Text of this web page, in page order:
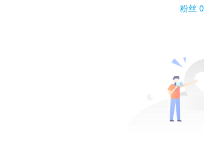
粉丝 0